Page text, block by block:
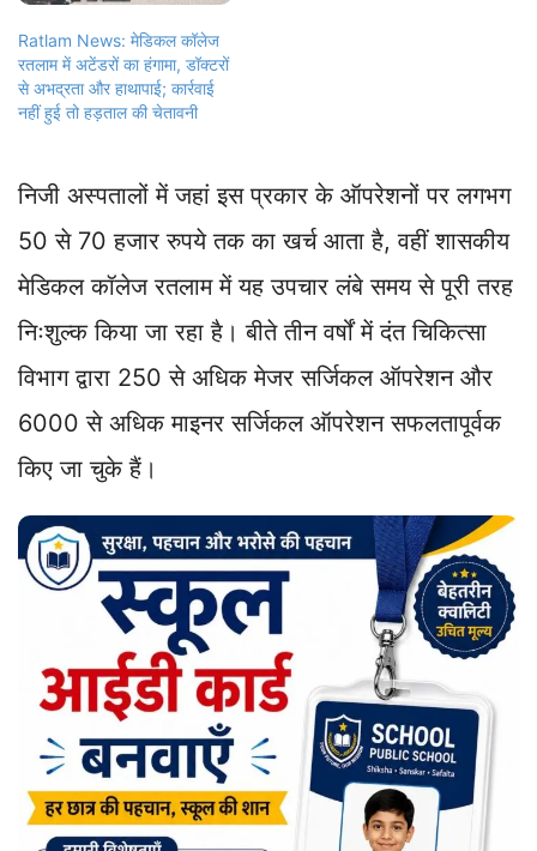
Ratlam News: मेडिकल कॉलेज
रतलाम में अटेंडरों का हंगामा, डॉक्टरों
से अभद्रता और हाथापाई; कार्रवाई
नहीं हुई तो हड़ताल की चेतावनी
निजी अस्पतालों में जहां इस प्रकार के ऑपरेशनों पर लगभग
50 से 70 हजार रुपये तक का खर्च आता है, वहीं शासकीय
मेडिकल कॉलेज रतलाम में यह उपचार लंबे समय से पूरी तरह
निःशुल्क किया जा रहा है। बीते तीन वर्षों में दंत चिकित्सा
विभाग द्वारा 250 से अधिक मेजर सर्जिकल ऑपरेशन और
6000 से अधिक माइनर सर्जिकल ऑपरेशन सफलतापूर्वक
किए जा चुके हैं।